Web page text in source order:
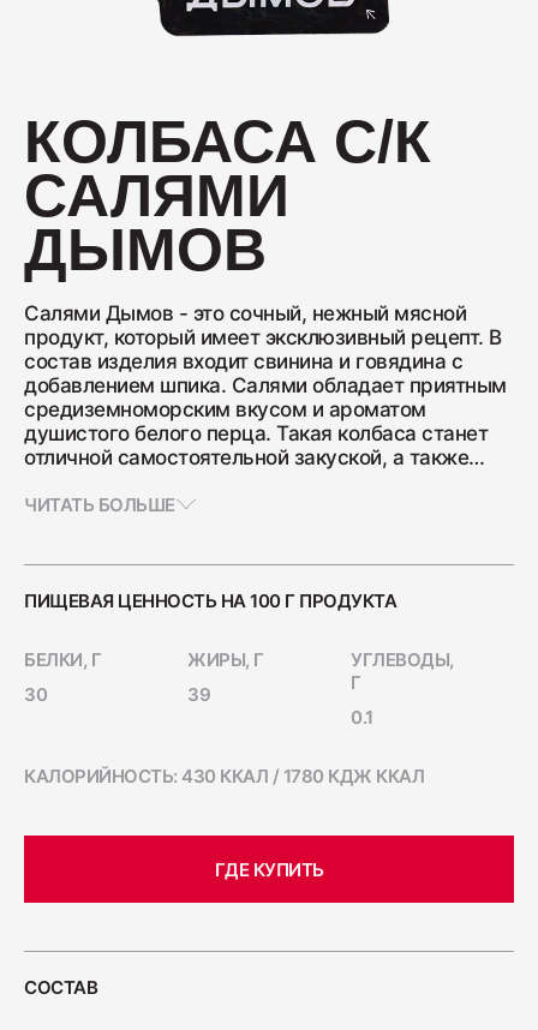
Нарезка Сервелат "Кремлёвский"
110
Нарезка Индейка варёно-копчёная
70
Колбаса сырокопчёная Сальчичон
260
Ветчина "Для тостов"
1700
Колбаса полукопчёная "Краковская"
ГОСТ
КОЛБАСА С/К
САЛЯМИ
ДЫМОВ
Салями Дымов - это сочный, нежный мясной
продукт, который имеет эксклюзивный рецепт. В
состав изделия входит свинина и говядина с
добавлением шпика. Салями обладает приятным
средиземноморским вкусом и ароматом
душистого белого перца. Такая колбаса станет
отличной самостоятельной закуской, а также
Также ее можно использовать в качестве
ЧИТАТЬ БОЛЬШЕ
ПИЩЕВАЯ ЦЕННОСТЬ НА 100 Г ПРОДУКТА
БЕЛКИ, Г
30
ЖИРЫ, Г
39
УГЛЕВОДЫ,
Г
0.1
КАЛОРИЙНОСТЬ: 430 ККАЛ / 1780 КДЖ ККАЛ
ГДЕ КУПИТЬ
СОСТАВ